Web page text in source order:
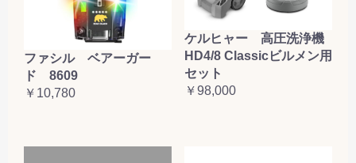
ファシル ベアーガー
ド 8609
￥10,780
ケルヒャー 高圧洗浄機
HD4/8 Classicビルメン用
セット
￥98,000